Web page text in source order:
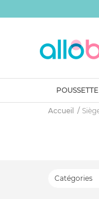
POUSSETTE
Accueil
Catégories